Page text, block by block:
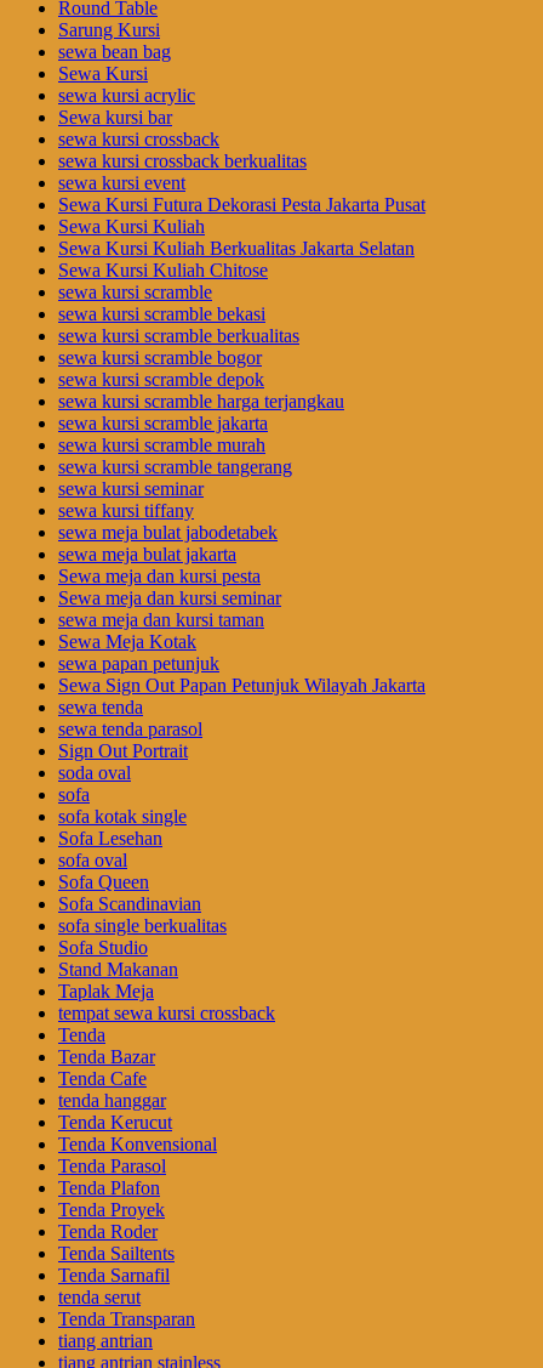
Round Table
Sarung Kursi
sewa bean bag
Sewa Kursi
sewa kursi acrylic
Sewa kursi bar
sewa kursi crossback
sewa kursi crossback berkualitas
sewa kursi event
Sewa Kursi Futura Dekorasi Pesta Jakarta Pusat
Sewa Kursi Kuliah
Sewa Kursi Kuliah Berkualitas Jakarta Selatan
Sewa Kursi Kuliah Chitose
sewa kursi scramble
sewa kursi scramble bekasi
sewa kursi scramble berkualitas
sewa kursi scramble bogor
sewa kursi scramble depok
sewa kursi scramble harga terjangkau
sewa kursi scramble jakarta
sewa kursi scramble murah
sewa kursi scramble tangerang
sewa kursi seminar
sewa kursi tiffany
sewa meja bulat jabodetabek
sewa meja bulat jakarta
Sewa meja dan kursi pesta
Sewa meja dan kursi seminar
sewa meja dan kursi taman
Sewa Meja Kotak
sewa papan petunjuk
Sewa Sign Out Papan Petunjuk Wilayah Jakarta
sewa tenda
sewa tenda parasol
Sign Out Portrait
soda oval
sofa
sofa kotak single
Sofa Lesehan
sofa oval
Sofa Queen
Sofa Scandinavian
sofa single berkualitas
Sofa Studio
Stand Makanan
Taplak Meja
tempat sewa kursi crossback
Tenda
Tenda Bazar
Tenda Cafe
tenda hanggar
Tenda Kerucut
Tenda Konvensional
Tenda Parasol
Tenda Plafon
Tenda Proyek
Tenda Roder
Tenda Sailtents
Tenda Sarnafil
tenda serut
Tenda Transparan
tiang antrian
tiang antrian stainless